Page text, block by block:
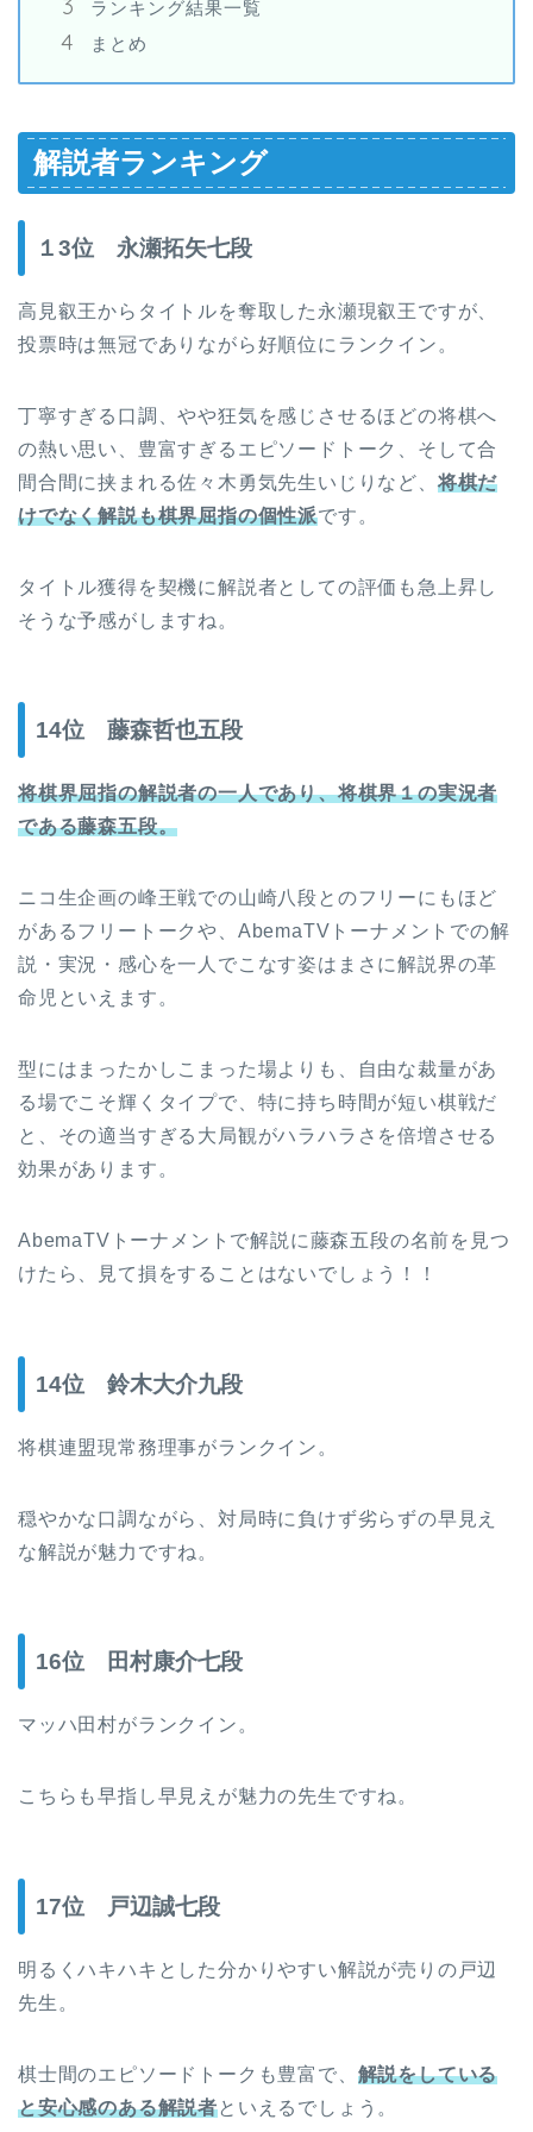
ランキング結果一覧
まとめ
解説者ランキング
１3位 永瀬拓矢七段
高見叡王からタイトルを奪取した永瀬現叡王ですが、
投票時は無冠でありながら好順位にランクイン。
丁寧すぎる口調、やや狂気を感じさせるほどの将棋へ
の熱い思い、豊富すぎるエピソードトーク、そして合
間合間に挟まれる佐々木勇気先生いじりなど、 将棋だ
けでなく解説も棋界屈指の個性派です。
タイトル獲得を契機に解説者としての評価も急上昇し
そうな予感がしますね。
14位 藤森哲也五段
将棋界屈指の解説者の一人であり、将棋界１の実況者
である藤森五段。
ニコ生企画の峰王戦での山崎八段とのフリーにもほど
があるフリートークや、AbemaTVトーナメントでの解
説・実況・感心を一人でこなす姿はまさに解説界の革
命児といえます。
型にはまったかしこまった場よりも、自由な裁量があ
る場でこそ輝くタイプで、特に持ち時間が短い棋戦だ
と、その適当すぎる大局観がハラハラさを倍増させる
効果があります。
AbemaTVトーナメントで解説に藤森五段の名前を見つ
けたら、見て損をすることはないでしょう！！
14位 鈴木大介九段
将棋連盟現常務理事がランクイン。
穏やかな口調ながら、対局時に負けず劣らずの早見え
な解説が魅力ですね。
16位 田村康介七段
マッハ田村がランクイン。
こちらも早指し早見えが魅力の先生ですね。
17位 戸辺誠七段
明るくハキハキとした分かりやすい解説が売りの戸辺
先生。
棋士間のエピソードトークも豊富で、 解説をしている
と安心感のある解説者といえるでしょう。